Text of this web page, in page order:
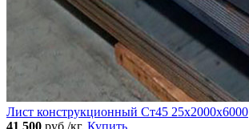
Лист конструкционный Ст45 25х2000х6000